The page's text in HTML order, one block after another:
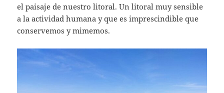
el paisaje de nuestro litoral. Un litoral muy sensible
a la actividad humana y que es imprescindible que
conservemos y mimemos.